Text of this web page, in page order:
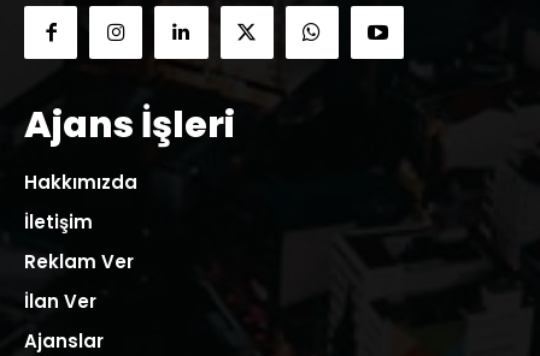
Ajans İşleri
Hakkımızda
İletişim
Reklam Ver
İlan Ver
Ajanslar